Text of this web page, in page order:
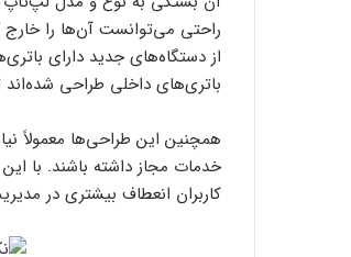
راحتی می‌توانست آن‌ها را
از دستگاه‌های جدید دارای
باتری‌های داخلی طراحی شده‌اند
همچنین این طراحی‌ها معمولاً
خدمات مجاز داشته باشند. با
کاربران انعطاف بیشتری در